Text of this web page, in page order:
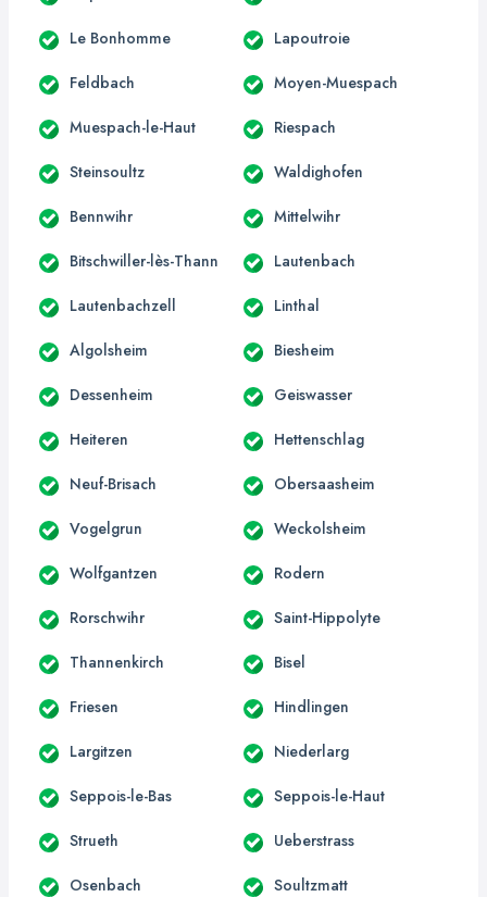
Le Bonhomme Lapoutroie
Feldbach Moyen-Muespach
Muespach-le-Haut Riespach
Steinsoultz Waldighofen
Bennwihr Mittelwihr
Bitschwiller-lès-Thann Lautenbach
Lautenbachzell Linthal
Algolsheim Biesheim
Dessenheim Geiswasser
Heiteren Hettenschlag
Neuf-Brisach Obersaasheim
Vogelgrun Weckolsheim
Wolfgantzen Rodern
Rorschwihr Saint-Hippolyte
Thannenkirch Bisel
Friesen Hindlingen
Largitzen Niederlarg
Seppois-le-Bas Seppois-le-Haut
Strueth Ueberstrass
Osenbach Soultzmatt